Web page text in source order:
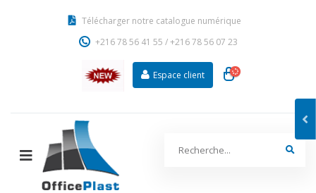
Télécharger notre catalogue numérique
+216 78 56 41 55 /+216 78 56 07 23
Espace client